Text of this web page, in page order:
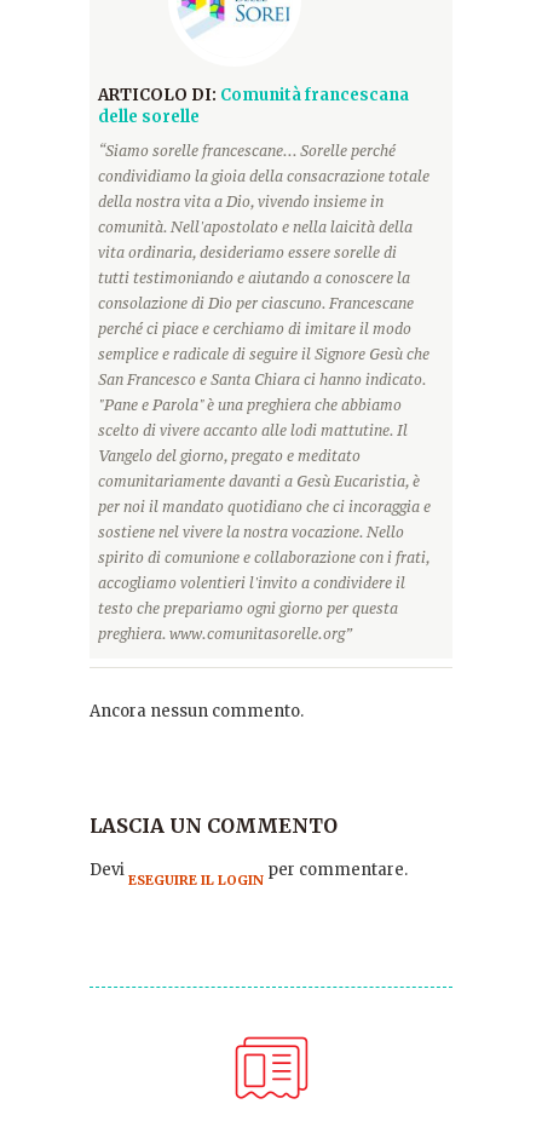
ARTICOLO DI: Comunità francescana
delle sorelle
“Siamo sorelle francescane... Sorelle perché
condividiamo la gioia della consacrazione totale
della nostra vita a Dio, vivendo insieme in
comunità. Nell'apostolato e nella laicità della
vita ordinaria, desideriamo essere sorelle di
tutti testimoniando e aiutando a conoscere la
consolazione di Dio per ciascuno. Francescane
perché ci piace e cerchiamo di imitare il modo
semplice e radicale di seguire il Signore Gesù che
San Francesco e Santa Chiara ci hanno indicato.
"Pane e Parola" è una preghiera che abbiamo
scelto di vivere accanto alle lodi mattutine. Il
Vangelo del giorno, pregato e meditato
comunitariamente davanti a Gesù Eucaristia, è
per noi il mandato quotidiano che ci incoraggia e
sostiene nel vivere la nostra vocazione. Nello
spirito di comunione e collaborazione con i frati,
accogliamo volentieri l'invito a condividere il
testo che prepariamo ogni giorno per questa
preghiera. www.comunitasorelle.org”
Ancora nessun commento.
LASCIA UN COMMENTO
Devi ESEGUIRE IL LOGIN per commentare.